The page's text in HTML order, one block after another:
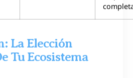
La Elección
Tu Ecosistema